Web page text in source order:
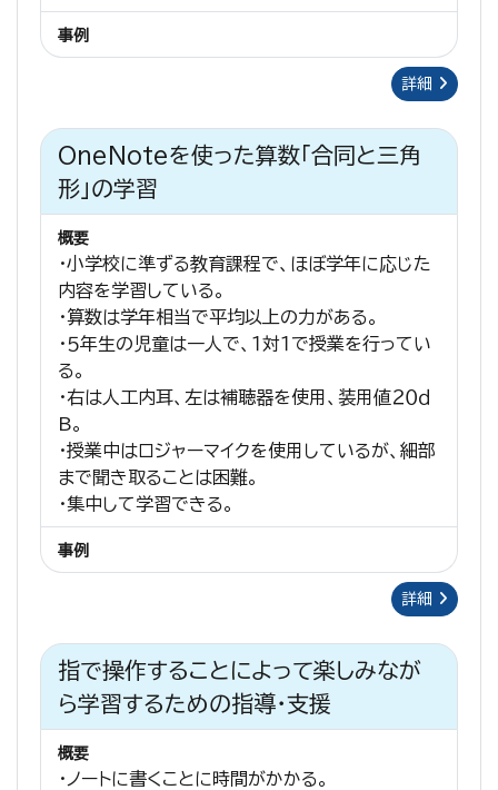
事例
詳細
OneNoteを使った算数「合同と三角
形」の学習
概要
・小学校に準ずる教育課程で、ほぼ学年に応じた
内容を学習している。
・算数は学年相当で平均以上の力がある。
・５年生の児童は一人で、１対１で授業を行ってい
る。
・右は人工内耳、左は補聴器を使用、装用値２０ｄ
B。
・授業中はロジャーマイクを使用しているが、細部
まで聞き取ることは困難。
・集中して学習できる。
事例
詳細
指で操作することによって楽しみなが
ら学習するための指導・支援
概要
・ノートに書くことに時間がかかる。